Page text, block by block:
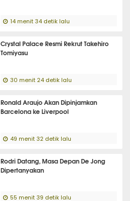
14 menit 34 detik lalu
Crystal Palace Resmi Rekrut Takehiro
Tomiyasu
30 menit 24 detik lalu
Ronald Araujo Akan Dipinjamkan
Barcelona ke Liverpool
49 menit 32 detik lalu
Rodri Datang, Masa Depan De Jong
Dipertanyakan
55 menit 39 detik lalu